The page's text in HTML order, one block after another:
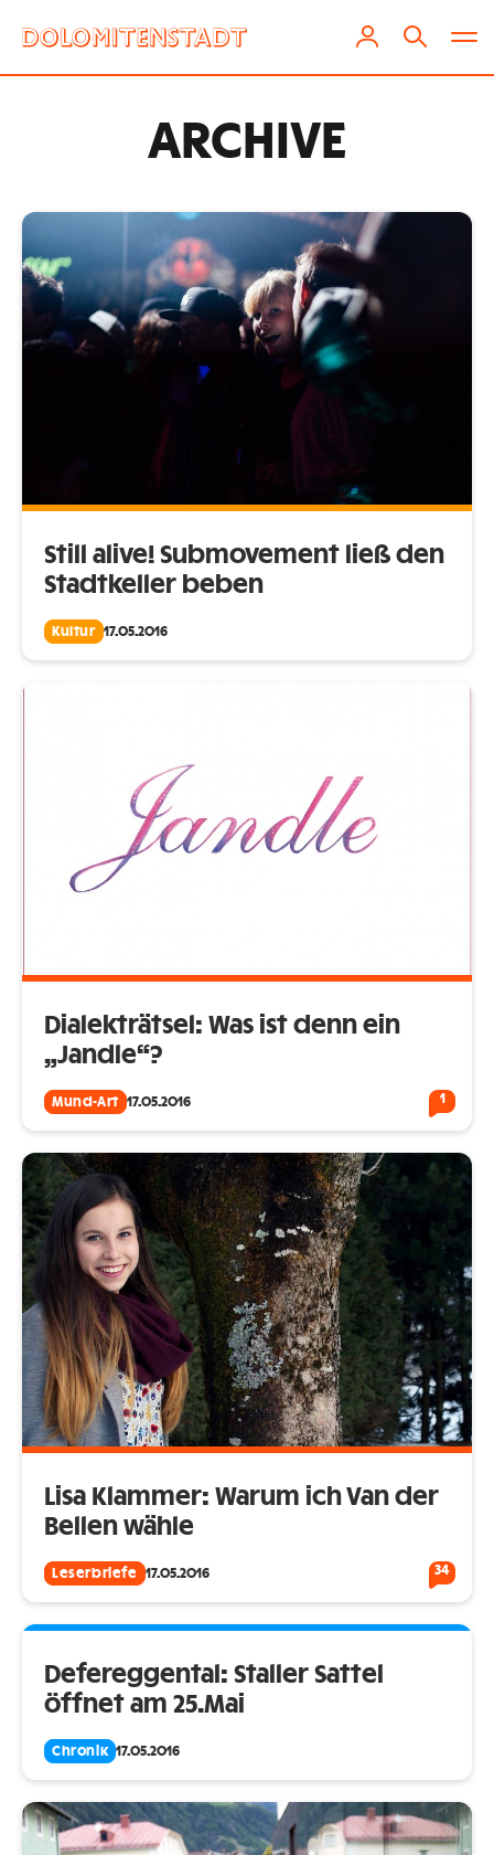
ARCHIVE
Still alive! Submovement ließ den
Stadtkeller beben
Kultur 17.05.2016
Dialekträtsel: Was ist denn ein
„Jandle“?
Mund-Art 17.05.2016 1
Lisa Klammer: Warum ich Van der
Bellen wähle
Leserbriefe 17.05.2016 34
Defereggental: Staller Sattel
öffnet am 25.Mai
Chronik 17.05.2016